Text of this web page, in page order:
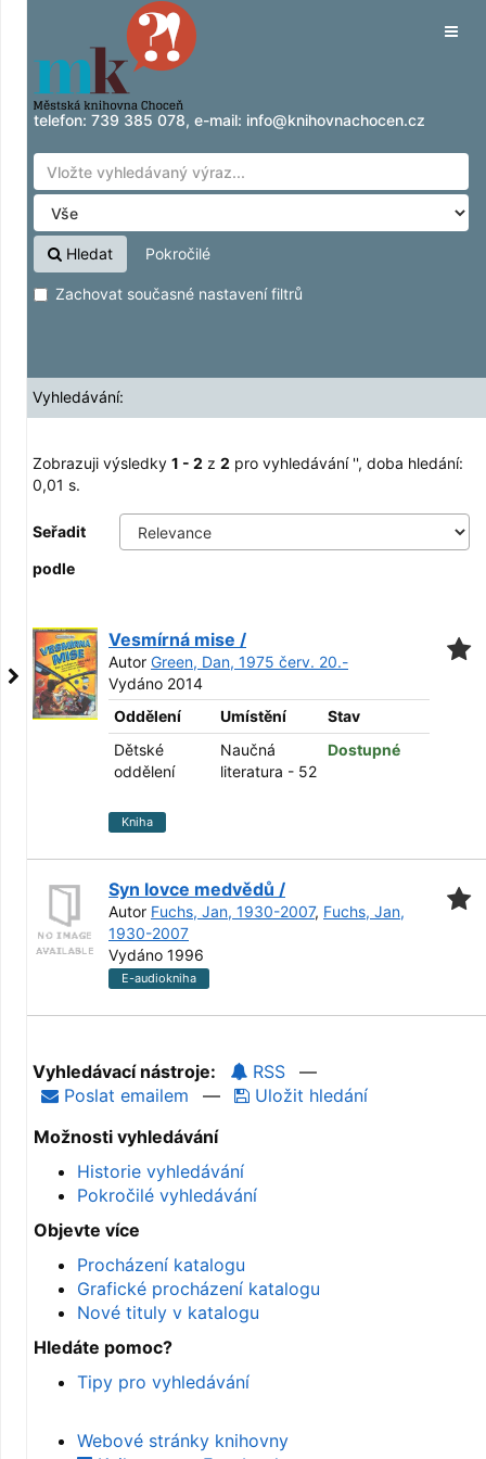
Zobrazuji výsledky1 - 2z
Přeskočit na obsah
telefon: 739 385 078, e-mail: info@knihovnachocen.cz
Hledat Pokročilé
Zachovat současné nastavení filtrů
Vyhledávání:
Zobrazuji výsledky 1 - 2 z 2 pro vyhledávání '', doba hledání:
0,01 s.
Seřadit
podle
Vesmírná mise /
Autor Green, Dan, 1975 červ. 20.-
Vydáno 2014
Oddělení
Umístění
Stav
Dětské
oddělení
Naučná
literatura - 52
Dostupné
Kniha
Syn lovce medvědů /
Autor Fuchs, Jan, 1930-2007, Fuchs, Jan,
1930-2007
Vydáno 1996
E-audiokniha
Vyhledávací nástroje: RSS
—
Poslat emailem
—
Uložit hledání
Možnosti vyhledávání
Historie vyhledávání
Pokročilé vyhledávání
Objevte více
Procházení katalogu
Grafické procházení katalogu
Nové tituly v katalogu
Hledáte pomoc?
Tipy pro vyhledávání
Webové stránky knihovny